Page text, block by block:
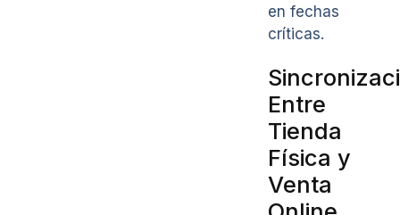
en fechas
críticas.
Entre
Tienda
Física y
Venta